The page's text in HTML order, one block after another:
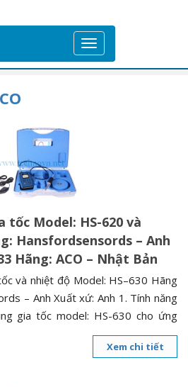
T
o
g
a
t
i
o
tốc Model: HS-620 và
Hansfordsensords – Anh
Hãng: ACO – Nhật Bản
và nhiệt độ Model: HS–630 Hãng
– Anh Xuất xứ: Anh 1. Tính năng
gia tốc model: HS-630 cho ứng
Xem chi tiết